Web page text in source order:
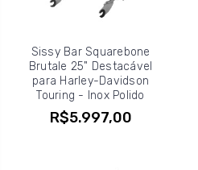
Sissy Bar Squarebone
Brutale 25" Destacável
para Harley-Davidson
Touring - Inox Polido
R$5.997,00